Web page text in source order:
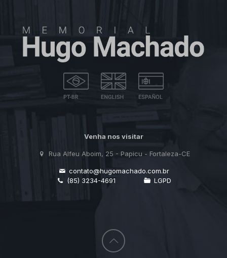
Venha nos visitar
Rua Alfeu Aboim, 25 - Papicu - Fortaleza-CE
contato@hugomachado.com.br
(85) 3234-4691
LGPD